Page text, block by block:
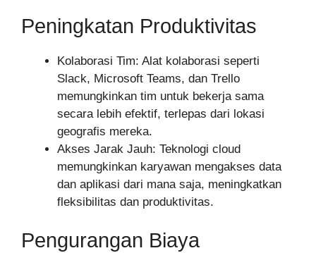
Peningkatan Produktivitas
Kolaborasi Tim: Alat kolaborasi seperti
Slack, Microsoft Teams, dan Trello
memungkinkan tim untuk bekerja sama
secara lebih efektif, terlepas dari lokasi
geografis mereka.
Akses Jarak Jauh: Teknologi cloud
memungkinkan karyawan mengakses data
dan aplikasi dari mana saja, meningkatkan
fleksibilitas dan produktivitas.
Pengurangan Biaya